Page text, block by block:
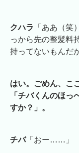
クハラ
「ああ（笑
っから先の整髪料
持ってないもんだ
はい。ごめん、こ
「チバくんのほ
すか？」。
チバ「おー……」